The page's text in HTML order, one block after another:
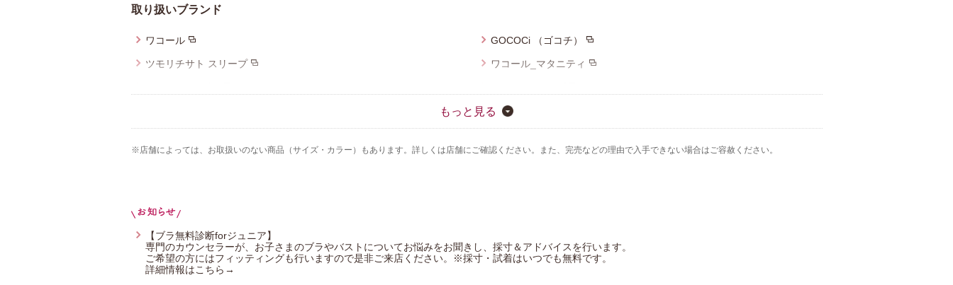
取り扱いブランド
ワコール GOCOCi （ゴコチ）
ツモリチサト スリープ ワコール_マタニティ
ワコール／睡眠科学
ワコール_カルソン ハンロ
もっと見る
※店舗によっては、お取扱いのない商品（サイズ・カラー）もあります。詳しくは店舗にご確認ください。また、完売などの理由で入手できない場合はご容赦ください。
【ブラ無料診断forジュニア】
専門のカウンセラーが、お子さまのブラやバストについてお悩みをお聞きし、採寸＆アドバイスを行います。
ご希望の方にはフィッティングも行いますので是非ご来店ください。※採寸・試着はいつでも無料です。
詳細情報はこちら→